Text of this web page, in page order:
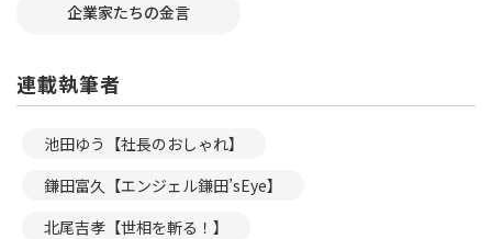
企業家たちの金言
連載執筆者
池田ゆう【社長のおしゃれ】
鎌田富久【エンジェル鎌田’sEye】
北尾吉孝【世相を斬る！】